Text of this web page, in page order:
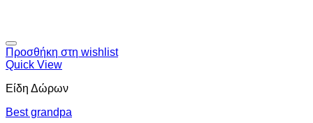
Προσθήκη στη wishlist
Quick View
Είδη Δώρων
Best grandpa